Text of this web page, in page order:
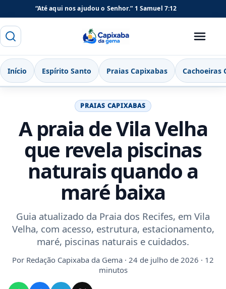
“Até aqui nos ajudou o Senhor.” 1 Samuel 7:12
Buscar Capixaba da Gema
Menu
Início Espírito Santo Praias Capixabas Cachoeiras
PRAIAS CAPIXABAS
A praia de Vila Velha
que revela piscinas
naturais quando a
maré baixa
Guia atualizado da Praia dos Recifes, em Vila
Velha, com acesso, estrutura, estacionamento,
maré, piscinas naturais e cuidados.
Por Redação Capixaba da Gema · 24 de julho de 2026 · 12
minutos